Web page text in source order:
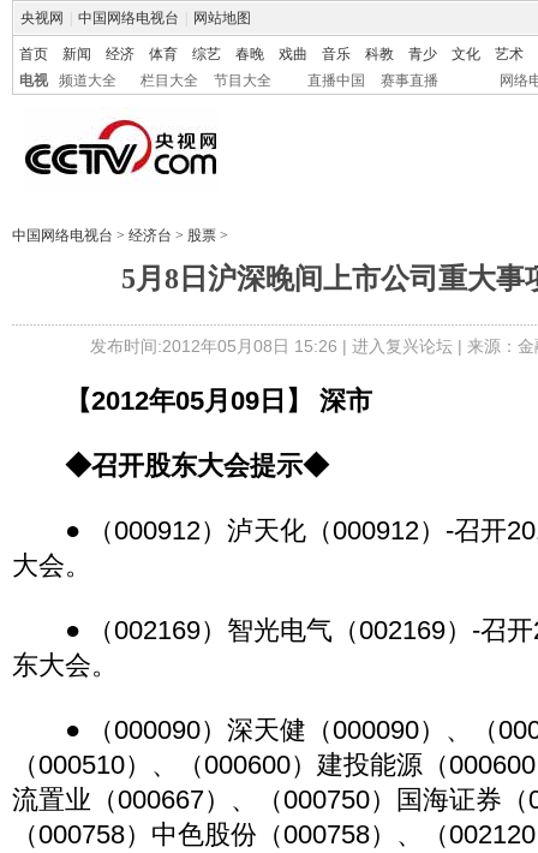
央视网 中国网络电视台 网站地图
首页 新闻 经济 体育 综艺 春晚 戏曲 音乐 科教 青少 文化
艺术
电视
频道大全 栏目大全 节目大全 直播中国 赛事直播 网络
中国网络电视台 > 经济台 > 股票 >
5月8日沪深晚间上市公司重大事
发布时间:2012年05月08日 15:26 | 进入复兴论坛| 来源：
【2012年05月09日】 深市
◆召开股东大会提示◆
● （000912）泸天化（000912）-召开
大会。
● （002169）智光电气（002169）-召开
东大会。
● （000090）深天健（000090）、（
（000510）、（000600）建投能源（
流置业（000667）、（000750）国海证券（
（000758）中色股份（000758）、（